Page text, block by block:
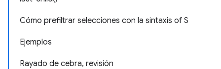
Cómo prefiltrar selecciones con la sintaxis of S
Ejemplos
Rayado de cebra, revisión